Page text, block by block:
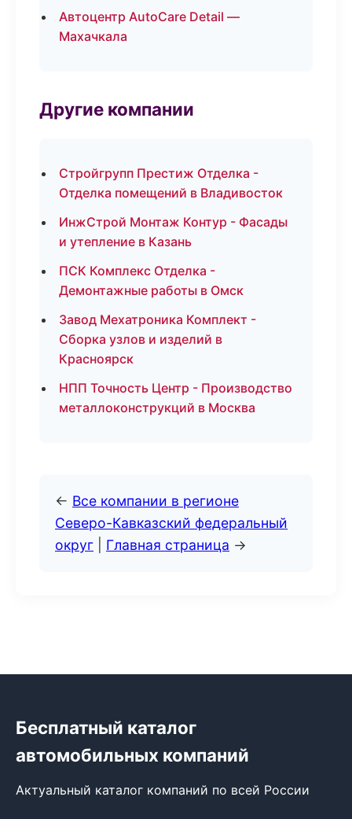
Автоцентр AutoCare Detail —
Махачкала
Другие компании
Стройгрупп Престиж Отделка -
Отделка помещений в Владивосток
ИнжСтрой Монтаж Контур - Фасады
и утепление в Казань
ПСК Комплекс Отделка -
Демонтажные работы в Омск
Завод Мехатроника Комплект -
Сборка узлов и изделий в
Красноярск
НПП Точность Центр - Производство
металлоконструкций в Москва
← Все компании в регионе
Северо-Кавказский федеральный
округ
Главная страница →
Бесплатный каталог
автомобильных компаний
Актуальный каталог компаний по всей России